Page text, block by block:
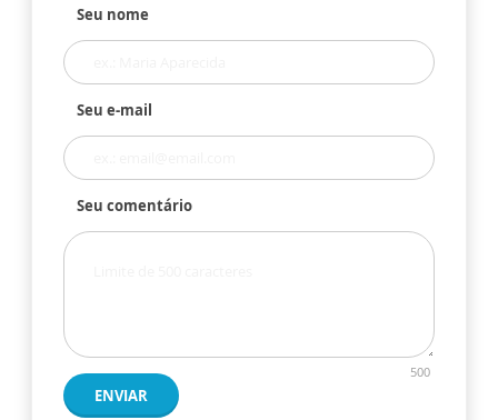
Seu nome
Seu e-mail
Seu comentário
500
ENVIAR